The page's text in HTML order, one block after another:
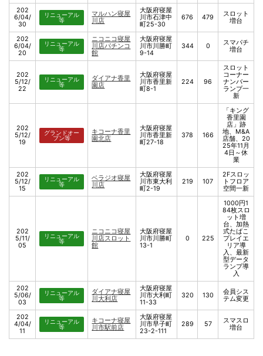
202
6/04/
30
リニューアル
等
マルハン寝屋
川店
大阪府寝屋
川市石津中
町25-30
676 479
スロット
増台
202
6/04/
20
リニューアル
等
ニコニコ寝屋
川店パチンコ
館
大阪府寝屋
川市川勝町
9-14
344 0
スマパチ
増台
202
5/12/
22
リニューアル
等
ダイアナ香里
園店
大阪府寝屋
川市香里新
町8-1
224 96
スロット
コーナー
ナンバー
ランプ一
新
202
5/12/
19
グランドオー
プン等
キコーナ香里
園北店
大阪府寝屋
川市香里新
町27-18
378 166
「キング
香里園
店」跡
地、M&A
店舗、20
25年11月
4日～休
業
202
5/12/
15
リニューアル
等
ベラジオ寝屋
川店
大阪府寝屋
川市東大利
町2-19
219 107
2Fスロッ
トフロア
空間一新
202
5/11/
05
リニューアル
等
ニコニコ寝屋
川店スロット
館
大阪府寝屋
川市川勝町
13-1
0 225
1000円1
84枚スロ
ット増
台、加熱
式たばこ
プレイエ
リア導
入、最新
型データ
ランプ導
入
202
5/06/
03
リニューアル
等
ダイアナ寝屋
川大利店
大阪府寝屋
川市大利町
11-33
320 130
会員シス
テム変更
202
4/04/
11
リニューアル
等
キコーナ寝屋
川市駅前店
大阪府寝屋
川市早子町
23-2-111
289 57
スマスロ
増台